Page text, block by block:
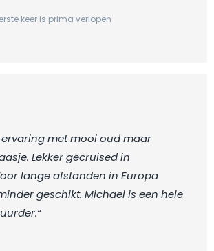
keer is prima verlopen
ervaring met mooi oud maar
Lekker gecruised in
lange afstanden in Europa
geschikt. Michael is een hele